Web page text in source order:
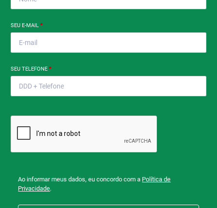
SEU E-MAIL*
SEU TELEFONE*
Ao informar meus dados, eu concordo com a Política de
Privacidade.